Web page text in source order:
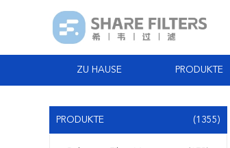
ZU HAUSE PRODUKTE
PRODUKTE (1355)